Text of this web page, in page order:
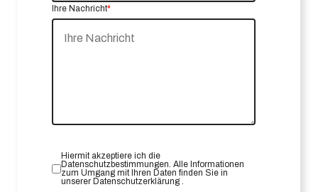
Ihre Nachricht*
Hiermit akzeptiere ich die
Datenschutzbestimmungen. Alle Informationen
zum Umgang mit Ihren Daten finden Sie in
unserer Datenschutzerklärung .